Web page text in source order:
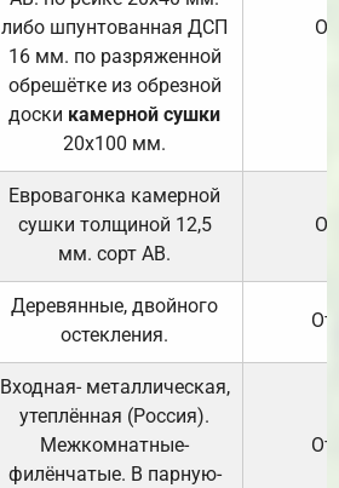
либо шпунтованная ДСП
16 мм. по разряженной
обрешётке из обрезной
доски камерной сушки
20х100 мм.
Евровагонка камерной
сушки толщиной 12,5
мм. сорт АВ.
Деревянные, двойного
остекления.
Входная- металлическая,
утеплённая (Россия).
Межкомнатные-
филёнчатые. В парную-